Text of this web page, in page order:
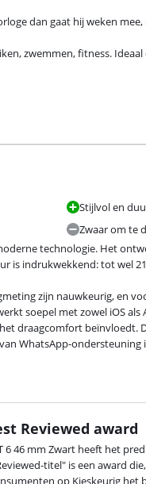
dan gaat hij weken
zwemmen, fitness.
Stijlvol en
Zwaar om te
technologie. Het
is indrukwekkend: tot wel
zijn nauwkeurig, en
soepel met zowel iOS als
draagcomfort beïnvloedt.
WhatsApp-ondersteuning
Reviewed award
6 46 mm Zwart heeft het
titel" is een award
op Kieskeurig het